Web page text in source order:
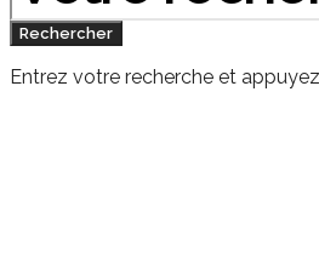
Rechercher
Entrez votre recherche et